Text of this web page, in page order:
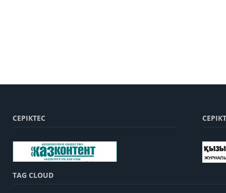
СЕРІКТЕС
TAG CLOUD